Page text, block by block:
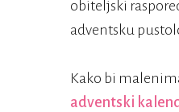
obiteljski
adventsku
Kako bi
adventski